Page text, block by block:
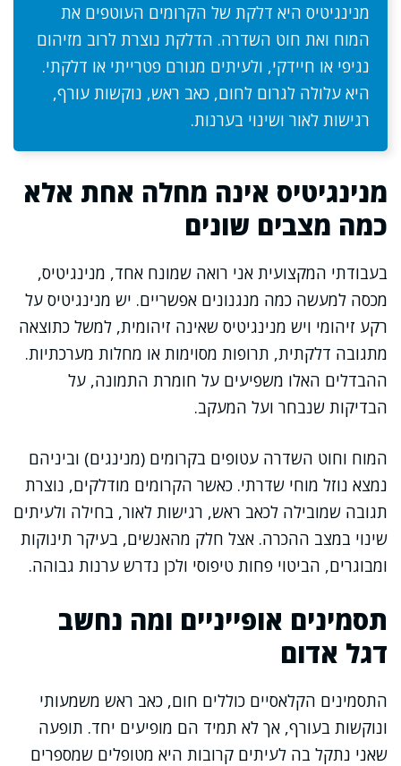
מנינגיטיס היא דלקת של הקרומים העוטפים את
המוח ואת חוט השדרה. הדלקת נוצרת לרוב מזיהום
נגיפי או חיידקי, ולעיתים מגורם פטרייתי או דלקתי.
היא עלולה לגרום לחום, כאב ראש, נוקשות עורף,
רגישות לאור ושינוי בערנות.
מנינגיטיס אינה מחלה אחת אלא
כמה מצבים שונים
בעבודתי המקצועית אני רואה שמונח אחד, מנינגיטיס,
מכסה למעשה כמה מנגנונים אפשריים. יש מנינגיטיס על
רקע זיהומי ויש מנינגיטיס שאינה זיהומית, למשל כתוצאה
מתגובה דלקתית, תרופות מסוימות או מחלות מערכתיות.
ההבדלים האלו משפיעים על חומרת התמונה, על
הבדיקות שנבחר ועל המעקב.
המוח וחוט השדרה עטופים בקרומים (מנינגים) וביניהם
נמצא נוזל מוחי שדרתי. כאשר הקרומים מודלקים, נוצרת
תגובה שמובילה לכאב ראש, רגישות לאור, בחילה ולעיתים
שינוי במצב ההכרה. אצל חלק מהאנשים, בעיקר תינוקות
ומבוגרים, הביטוי פחות טיפוסי ולכן נדרש ערנות גבוהה.
תסמינים אופייניים ומה נחשב
דגל אדום
התסמינים הקלאסיים כוללים חום, כאב ראש משמעותי
ונוקשות בעורף, אך לא תמיד הם מופיעים יחד. תופעה
שאני נתקל בה לעיתים קרובות היא מטופלים שמספרים